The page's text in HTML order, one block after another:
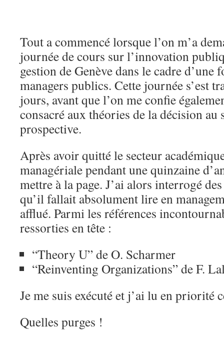
Tout a commencé lorsque l’on m’a
journée de cours sur l’innovation
gestion de Genève dans le cadre
managers publics. Cette journée s’est
jours, avant que l’on me confie
consacré aux théories de la décision au
prospective.
Après avoir quitté le secteur
managériale pendant une quinzaine
mettre à la page. J’ai alors interrogé
qu’il fallait absolument lire en
afflué. Parmi les références
ressorties en tête :
“Theory U” de O. Scharmer
“Reinventing Organizations” de F.
Je me suis exécuté et j’ai lu en priorité
Quelles purges !